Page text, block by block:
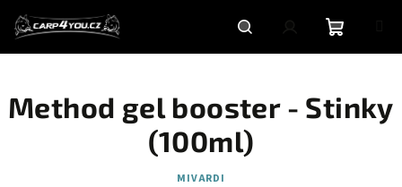
obsah
HledatPřihlášeníNákupní
košík
Method gel booster - Stinky
(100ml)
MIVARDI